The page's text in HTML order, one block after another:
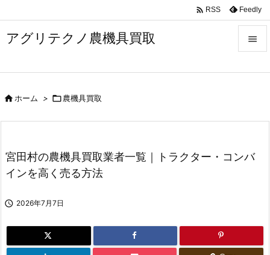
アグリテクノ農機具買取 


 RSS Feedly
ホーム > 農機具買取
宮田村の農機具買取業者一覧｜トラクター・コンバ
インを高く売る方法
 2026年7月7日